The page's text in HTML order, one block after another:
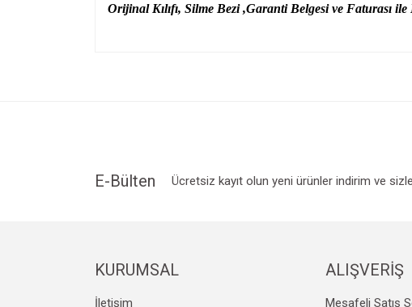
Orijinal Kılıfı, Silme Bezi ,Garanti Belgesi ve Faturası
Bu ürüne benzer farklı alternatifler olmalı.
E-Bülten Ücretsiz kayıt olun yeni ürünler indirim ve
KURUMSAL
İletişim
ALIŞVERİŞ
Mesafeli Satış